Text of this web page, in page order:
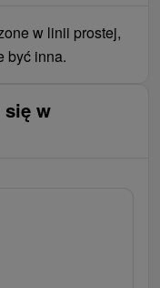
w linii prostej,
być inna.
w